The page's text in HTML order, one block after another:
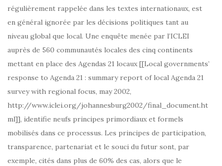
régulièrement rappelée dans les textes internationaux, est
en général ignorée par les décisions politiques tant au
niveau global que local. Une enquête menée par l’ICLEI
auprès de 560 communautés locales des cinq continents
mettant en place des Agendas 21 locaux [[Local governments’
response to Agenda 21 : summary report of local Agenda 21
survey with regional focus, may 2002,
http://www.iclei.org/johannesburg2002/final_document.ht
ml]], identifie neufs principes primordiaux et formels
mobilisés dans ce processus. Les principes de participation,
transparence, partenariat et le souci du futur sont, par
exemple, cités dans plus de 60% des cas, alors que le